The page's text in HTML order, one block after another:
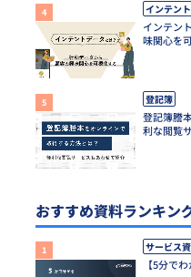
インテン
インテン
味関心を
登記簿
登記簿謄
利な閲覧
おすすめ資料ランキン
サービス
【5分で